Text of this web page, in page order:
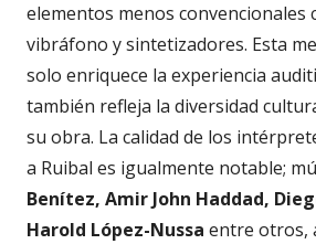
elementos menos convencionales
vibráfono y sintetizadores. Esta
solo enriquece la experiencia
también refleja la diversidad
su obra. La calidad de los
a Ruibal es igualmente notable;
Benítez, Amir John Haddad,
Harold López-Nussa entre otros,